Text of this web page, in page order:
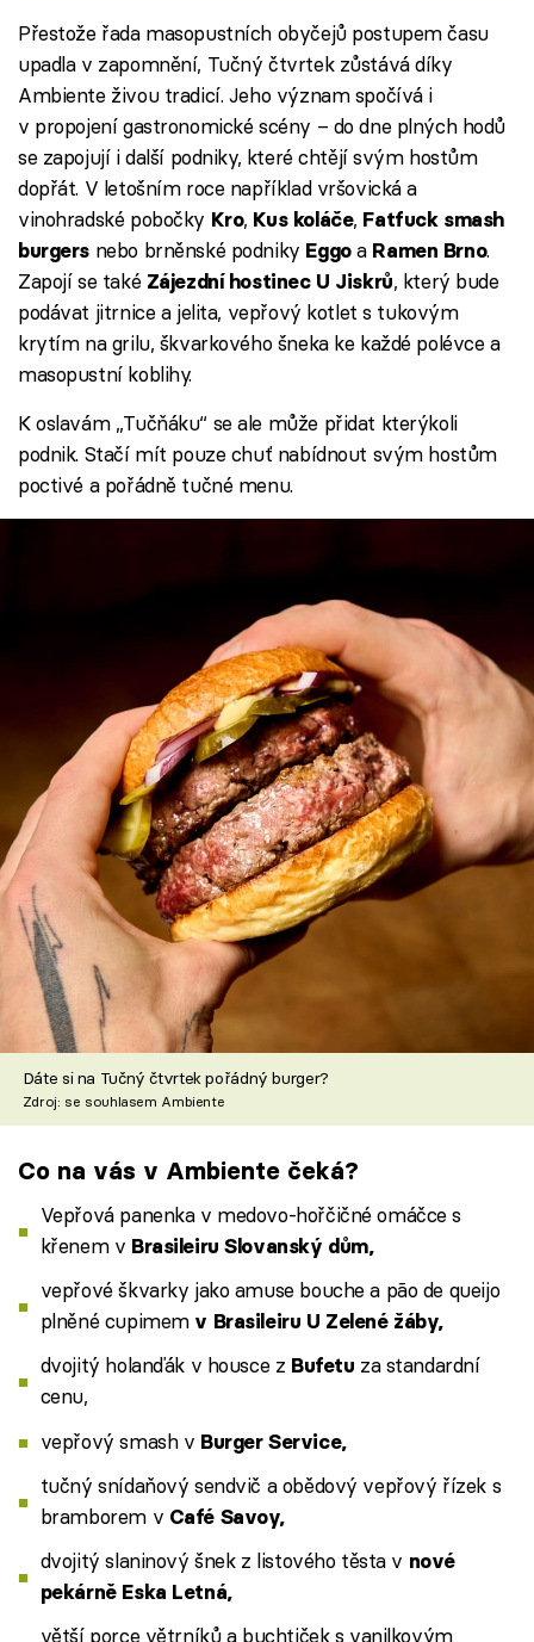
Přestože řada masopustních obyčejů postupem času
upadla v zapomnění, Tučný čtvrtek zůstává díky
Ambiente živou tradicí. Jeho význam spočívá i
v propojení gastronomické scény – do dne plných hodů
se zapojují i další podniky, které chtějí svým hostům
dopřát. V letošním roce například vršovická a
vinohradské pobočky Kro, Kus koláče, Fatfuck smash
burgers nebo brněnské podniky Eggoa Ramen Brno.
Zapojí se také Zájezdní hostinec U Jiskrů, který bude
podávat jitrnice a jelita, vepřový kotlet s tukovým
krytím na grilu, škvarkového šneka ke každé polévce a
masopustní koblihy.
K oslavám „Tučňáku“ se ale může přidat kterýkoli
podnik. Stačí mít pouze chuť nabídnout svým hostům
poctivé a pořádně tučné menu.
Dáte si na Tučný čtvrtek pořádný burger?
Zdroj: se souhlasem Ambiente
Co na vás v Ambiente čeká?
Vepřová panenka v medovo-hořčičné omáčce s
křenem v Brasileiru Slovanský dům,
vepřové škvarky jako amuse bouche a pão de queijo
plněné cupimem v Brasileiru U Zelené žáby,
dvojitý holanďák v housce z Bufetu za standardní
cenu,
vepřový smash v Burger Service,
tučný snídaňový sendvič a obědový vepřový řízek s
bramborem v Café Savoy,
dvojitý slaninový šnek z listového těsta v nové
pekárně Eska Letná,
větší porce větrníků a buchtiček s vanilkovým